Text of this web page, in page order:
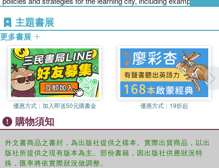
how to activate learning, involve stakeholders and encourage
citizen participation in a learning city or region.
Written by one of the world's foremost thinkers in the field,
this book is highly readable and easily accessible to
anyone interested in the issues addressed. Workers in
local, regional and national government, academics and
students of lifelong learning, in addition to anyone with an
interest in the future of cities and communities will find
this a truly invaluable resource and guide to a way of
thinking that many see as the way to a better tomorrow.
主題書展
更多書展
優惠方式： 加入即送50元購書金 優惠方式： 19折起
購物須知
外文書商品之書封，為出版社提供之樣本。實際出貨商品，以出
版社所提供之現有版本為主。部份書籍，因出版社供應狀況特
殊，匯率將依實際狀況做調整。